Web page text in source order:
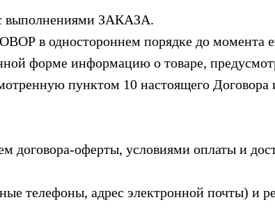
с выполнениями ЗАКАЗА.
в одностороннем порядке до момента
форме информацию о товаре,
пунктом 10 настоящего
оферты, условиями оплаты и
телефоны, адрес электронной почты) и